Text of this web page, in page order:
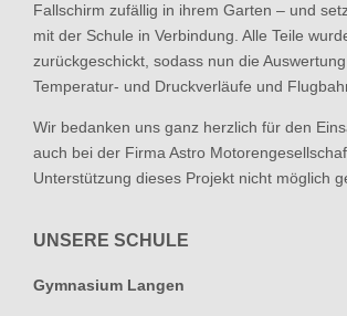
Fallschirm zufällig in ihrem Garten – und
mit der Schule in Verbindung. Alle Teile
zurückgeschickt, sodass nun die
Temperatur- und Druckverläufe und
Wir bedanken uns ganz herzlich für den
auch bei der Firma Astro
Unterstützung dieses Projekt nicht möglich
UNSERE SCHULE
Gymnasium Langen